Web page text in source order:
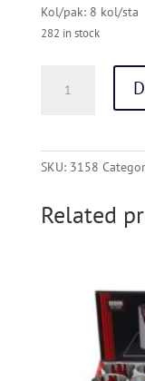
Kol/pak: 8 kol/sta
282 in stock
SKU: 3158
Related